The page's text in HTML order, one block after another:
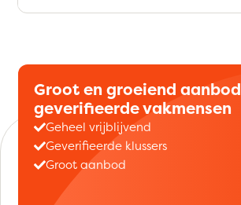
Groot en groeiend aanbod
geverifieerde vakmensen
Geheel vrijblijvend
Geverifieerde klussers
Groot aanbod